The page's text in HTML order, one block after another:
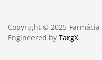
Copyright © 2025
Engineered by TargX